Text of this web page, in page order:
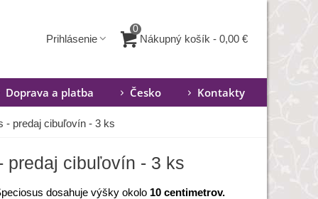
Prihlásenie
0
Nákupný košík - 0,00 €
Doprava a platba Česko Kontakty
- predaj cibuľovín - 3 ks
predaj cibuľovín - 3 ks
dosahuje výšky okolo 10 centimetrov.